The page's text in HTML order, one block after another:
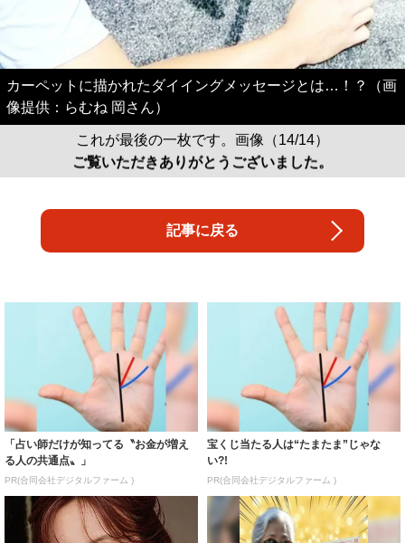
カーペットに描かれたダイイングメッセージとは…！？（画
像提供：らむね 岡さん）
これが最後の一枚です。画像（14/14）
ご覧いただきありがとうございました。
記事に戻る
「占い師だけが知ってる〝お金が増え
る人の共通点〟」
PR(合同会社デジタルファーム )
宝くじ当たる人は“たまたま”じゃな
い?!
PR(合同会社デジタルファーム )